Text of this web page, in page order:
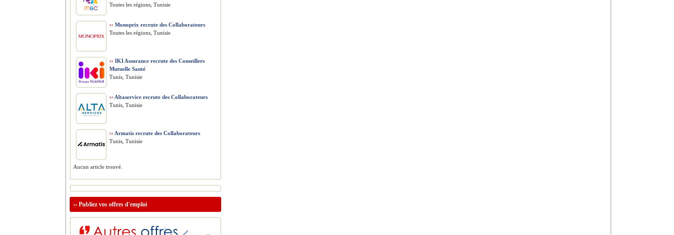
Toutes les régions, Tunisie
›› Monoprix recrute des Collaborateurs
Toutes les régions, Tunisie
›› IKI Assurance recrute des Conseillers
Mutuelle Santé
Tunis, Tunisie
›› Altaservice recrute des Collaborateurs
Tunis, Tunisie
›› Armatis recrute des Collaborateurs
Tunis, Tunisie
Aucun article trouvé.
›› Publiez vos offres d'emploi